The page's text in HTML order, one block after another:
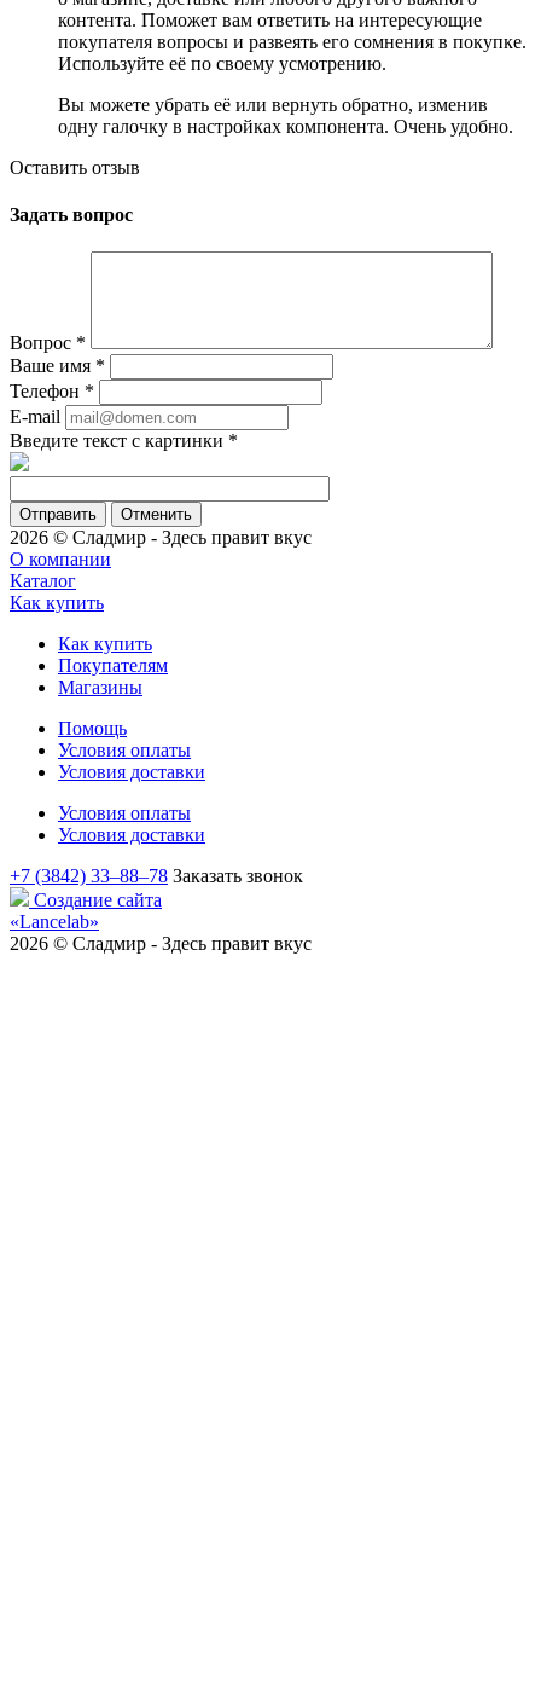
контента. Поможет вам ответить на интересующие
покупателя вопросы и развеять его сомнения в покупке.
Используйте её по своему усмотрению.
Вы можете убрать её или вернуть обратно, изменив
одну галочку в настройках компонента. Очень удобно.
Оставить отзыв
Задать вопрос
Вопрос *
Ваше имя *
Телефон *
E-mail
Введите текст с картинки *
Отменить
2026 © Сладмир - Здесь правит вкус
О компании
Каталог
Как купить
Как купить
Покупателям
Магазины
Помощь
Условия оплаты
Условия доставки
Условия оплаты
Условия доставки
+7 (3842) 33‒88‒78 Заказать звонок
Создание сайта
«Lancelab»
2026 © Сладмир - Здесь правит вкус